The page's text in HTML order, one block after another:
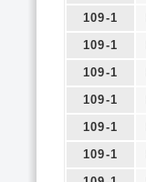
109-1
109-1
109-1
109-1
109-1
109-1